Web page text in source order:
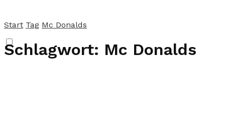
Start Tag Mc Donalds
Schlagwort: Mc Donalds